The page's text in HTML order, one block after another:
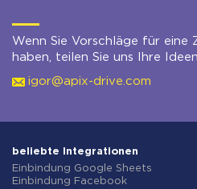
Wenn Sie Vorschläge für eine
haben, teilen Sie uns Ihre
igor@apix-drive.com
beliebte Integrationen
Einbindung Google Sheets
Einbindung Facebook